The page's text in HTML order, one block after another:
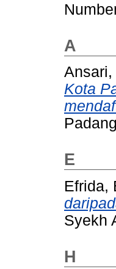
A
Ansari,
Kota
E
Efrida,
Syekh
H